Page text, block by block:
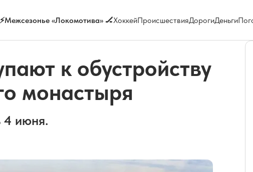
Межсезонье «Локомотива» 🏒ХоккейПроисшествияДорогиДеньги
к обустройству
монастыря
4 июня.